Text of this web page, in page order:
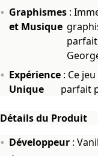
Graphismes
et Musique
:
Expérience
Unique
: Ce
parfait
Détails du Produit
Développeur :